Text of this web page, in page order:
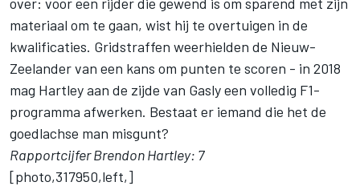
materiaal om te gaan, wist hij te overtuigen in de
kwalificaties. Gridstraffen weerhielden de Nieuw-
Zeelander van een kans om punten te scoren - in 2018
mag Hartley aan de zijde van Gasly een volledig F1-
programma afwerken. Bestaat er iemand die het de
goedlachse man misgunt?
Rapportcijfer Brendon Hartley: 7
[photo,317950,left,]